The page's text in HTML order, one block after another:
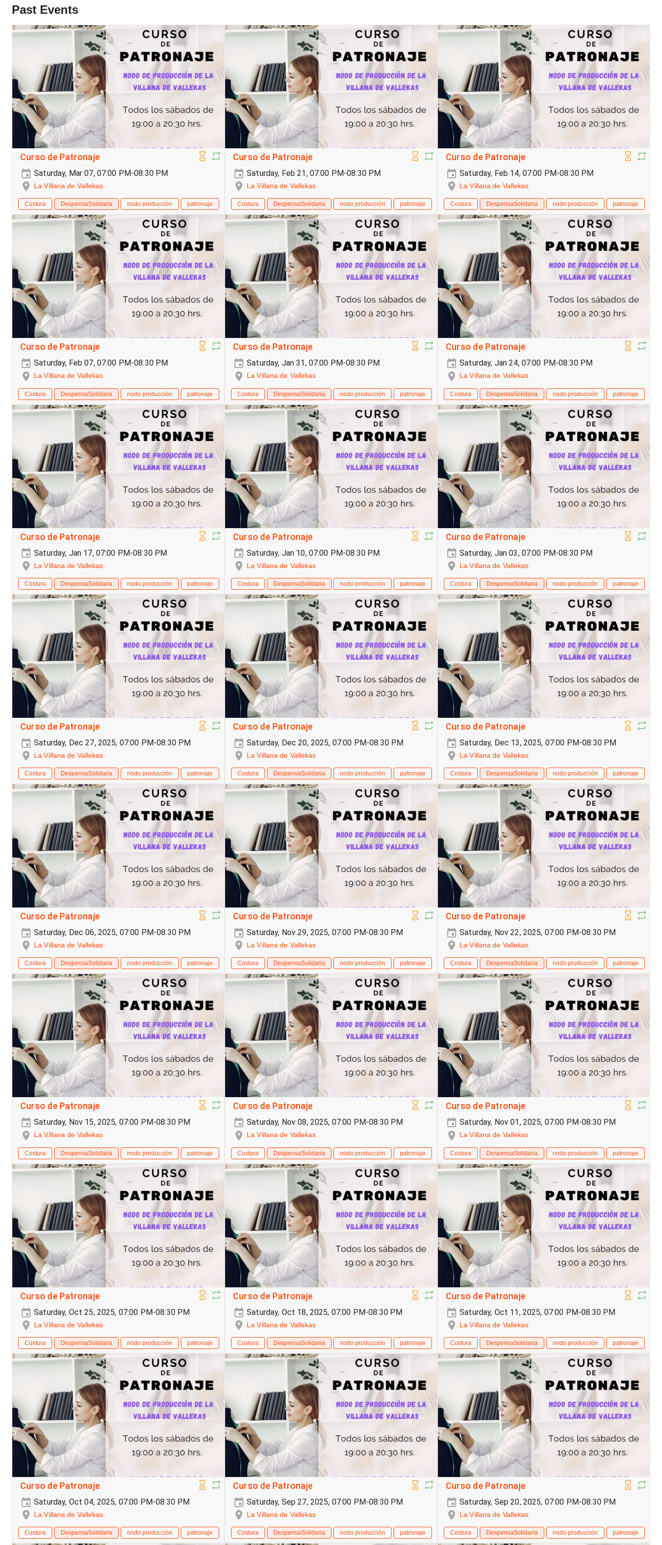
Past Events
Curso de Patronaje
Saturday, Mar 07, 07:00 PM-08:30 PM
La Villana de Vallekas
Costura DespensaSolidaria nodo producción patronaje
Curso de Patronaje
Saturday, Feb 21, 07:00 PM-08:30 PM
La Villana de Vallekas
Costura DespensaSolidaria nodo producción patronaje
Curso de Patronaje
Saturday, Feb 14, 07:00 PM-08:30 PM
La Villana de Vallekas
Costura DespensaSolidaria nodo producción patronaje
Curso de Patronaje
Saturday, Feb 07, 07:00 PM-08:30 PM
La Villana de Vallekas
Costura DespensaSolidaria nodo producción patronaje
Curso de Patronaje
Saturday, Jan 31, 07:00 PM-08:30 PM
La Villana de Vallekas
Costura DespensaSolidaria nodo producción patronaje
Curso de Patronaje
Saturday, Jan 24, 07:00 PM-08:30 PM
La Villana de Vallekas
Costura DespensaSolidaria nodo producción patronaje
Curso de Patronaje
Saturday, Jan 17, 07:00 PM-08:30 PM
La Villana de Vallekas
Costura DespensaSolidaria nodo producción patronaje
Curso de Patronaje
Saturday, Jan 10, 07:00 PM-08:30 PM
La Villana de Vallekas
Costura DespensaSolidaria nodo producción patronaje
Curso de Patronaje
Saturday, Jan 03, 07:00 PM-08:30 PM
La Villana de Vallekas
Costura DespensaSolidaria nodo producción patronaje
Curso de Patronaje
Saturday, Dec 27, 2025, 07:00 PM-08:30 PM
La Villana de Vallekas
Costura DespensaSolidaria nodo producción patronaje
Curso de Patronaje
Saturday, Dec 20, 2025, 07:00 PM-08:30 PM
La Villana de Vallekas
Costura DespensaSolidaria nodo producción patronaje
Curso de Patronaje
Saturday, Dec 13, 2025, 07:00 PM-08:30 PM
La Villana de Vallekas
Costura DespensaSolidaria nodo producción patronaje
Curso de Patronaje
Saturday, Dec 06, 2025, 07:00 PM-08:30 PM
La Villana de Vallekas
Costura DespensaSolidaria nodo producción patronaje
Curso de Patronaje
Saturday, Nov 29, 2025, 07:00 PM-08:30 PM
La Villana de Vallekas
Costura DespensaSolidaria nodo producción patronaje
Curso de Patronaje
Saturday, Nov 22, 2025, 07:00 PM-08:30 PM
La Villana de Vallekas
Costura DespensaSolidaria nodo producción patronaje
Curso de Patronaje
Saturday, Nov 15, 2025, 07:00 PM-08:30 PM
La Villana de Vallekas
Costura DespensaSolidaria nodo producción patronaje
Curso de Patronaje
Saturday, Nov 08, 2025, 07:00 PM-08:30 PM
La Villana de Vallekas
Costura DespensaSolidaria nodo producción patronaje
Curso de Patronaje
Saturday, Nov 01, 2025, 07:00 PM-08:30 PM
La Villana de Vallekas
Costura DespensaSolidaria nodo producción patronaje
Curso de Patronaje
Saturday, Oct 25, 2025, 07:00 PM-08:30 PM
La Villana de Vallekas
Costura DespensaSolidaria nodo producción patronaje
Curso de Patronaje
Saturday, Oct 18, 2025, 07:00 PM-08:30 PM
La Villana de Vallekas
Costura DespensaSolidaria nodo producción patronaje
Curso de Patronaje
Saturday, Oct 11, 2025, 07:00 PM-08:30 PM
La Villana de Vallekas
Costura DespensaSolidaria nodo producción patronaje
Curso de Patronaje
Saturday, Oct 04, 2025, 07:00 PM-08:30 PM
La Villana de Vallekas
Costura DespensaSolidaria nodo producción patronaje
Curso de Patronaje
Saturday, Sep 27, 2025, 07:00 PM-08:30 PM
La Villana de Vallekas
Costura DespensaSolidaria nodo producción patronaje
Curso de Patronaje
Saturday, Sep 20, 2025, 07:00 PM-08:30 PM
La Villana de Vallekas
Costura DespensaSolidaria nodo producción patronaje